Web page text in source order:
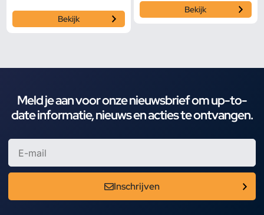
Bekijk
Bekijk
Meld je aan voor onze nieuwsbrief om up-to-
date informatie, nieuws en acties te ontvangen.
Inschrijven